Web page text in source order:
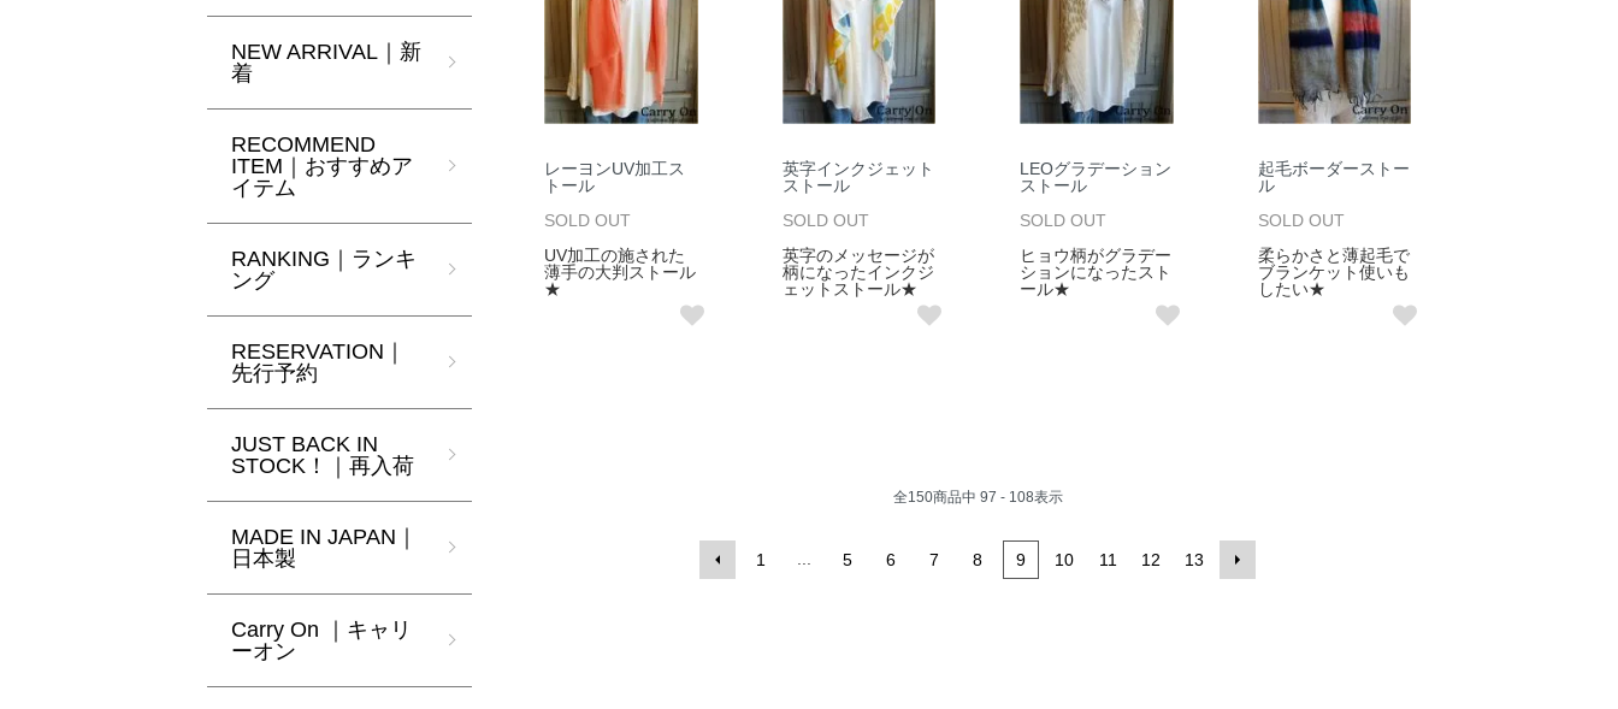
レーヨンUV加工ス
トール
SOLD OUT
UV加工の施された
薄手の大判ストール
★
英字インクジェット
ストール
SOLD OUT
英字のメッセージが
柄になったインクジ
ェットストール★
LEOグラデーション
ストール
SOLD OUT
ヒョウ柄がグラデー
ションになったスト
ール★
起毛ボーダーストー
ル
SOLD OUT
柔らかさと薄起毛で
ブランケット使いも
したい★
全150商品中 97 - 108表示
1 5 6 7 8 9 10 11 12 13
NEW ARRIVAL｜新
着
RECOMMEND
ITEM｜おすすめア
イテム
RANKING｜ランキ
ング
RESERVATION｜
先行予約
JUST BACK IN
STOCK！｜再入荷
MADE IN JAPAN｜
日本製
Carry On ｜キャリ
ーオン